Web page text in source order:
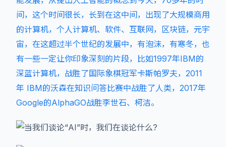
间，这个时间很长，长到在这中间，出现了大规模商用
的计算机，个人计算机、软件、互联网，区块链，元宇
宙，在这超过半个世纪的发展中，有泡沫，有寒冬，也
有一些一定让你印象深刻的片段，比如1997年IBM的
深蓝计算机，战胜了国际象棋冠军卡斯帕罗夫，2011
年 IBM的沃森在知识问答比赛中战胜了人类，2017年
Google的AlphaGO战胜李世石、柯洁。